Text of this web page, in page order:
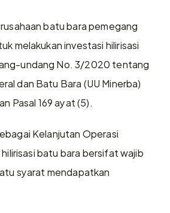
batu bara pemegang
melakukan investasi hilirisasi
undang No. 3/2020 tentang
dan Batu Bara (UU Minerba)
Pasal 169 ayat (5).
Kelanjutan Operasi
batu bara bersifat wajib
syarat mendapatkan